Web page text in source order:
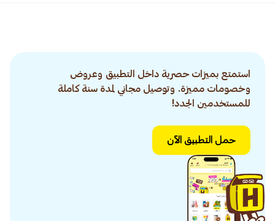
استمتع بميزات حصرية داخل التطبيق وعروض
وخصومات مميزة. وتوصيل مجاني لمدة سنة كاملة
للمستخدمين الجدد!
حمل التطبيق الآن